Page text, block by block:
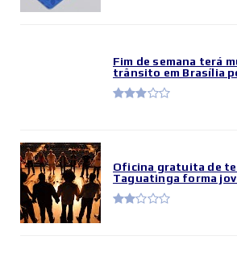
Fim de semana terá
trânsito em Brasília
Oficina gratuita de
Taguatinga forma